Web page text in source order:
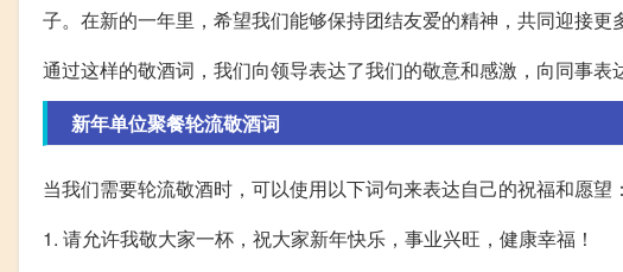
子。在新的一年里，希望我们能够保持团结友爱的精神，共同迎接更
通过这样的敬酒词，我们向领导表达了我们的敬意和感激，向同事表
新年单位聚餐轮流敬酒词
当我们需要轮流敬酒时，可以使用以下词句来表达自己的祝福和愿望：
1. 请允许我敬大家一杯，祝大家新年快乐，事业兴旺，健康幸福！